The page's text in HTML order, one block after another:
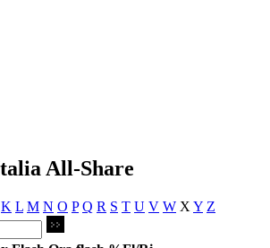
All-Share
K L M N O P Q R S T U V W X Y Z